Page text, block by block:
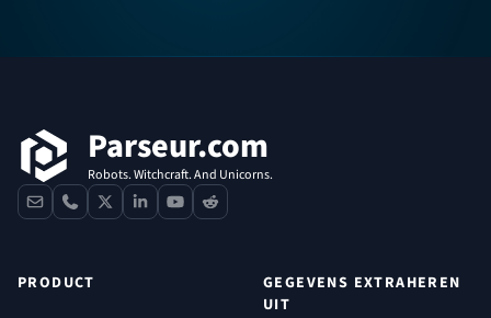
Parseur.com
Robots. Witchcraft. And Unicorns.
contactphone
x linkedinyoutube
reddit
PRODUCT
GEGEVENS EXTRAHEREN
UIT